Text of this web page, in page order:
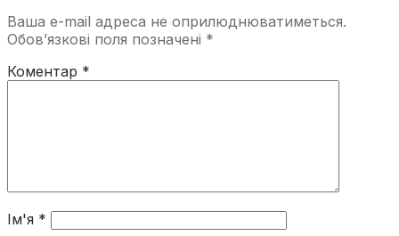
Ваша e-mail адреса не оприлюднюватиметься.
Обов’язкові поля позначені *
Коментар *
Ім'я *